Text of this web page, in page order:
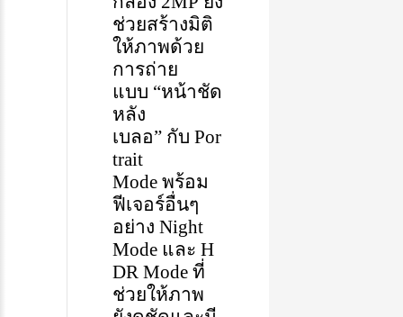
ช่วยสร้างมิติ
ให้ภาพด้วย
การถ่าย
แบบ “หน้าชัด
หลัง
เบลอ” กับ Por
trait
Mode พร้อม
ฟีเจอร์อื่นๆ
อย่าง Night
Mode และ H
DR Mode ที่
ช่วยให้ภาพ